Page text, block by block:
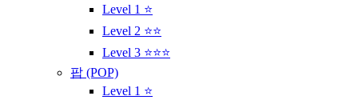
Level 1 ⭐
Level 2 ⭐⭐
Level 3 ⭐⭐⭐
팝 (POP)
Level 1 ⭐